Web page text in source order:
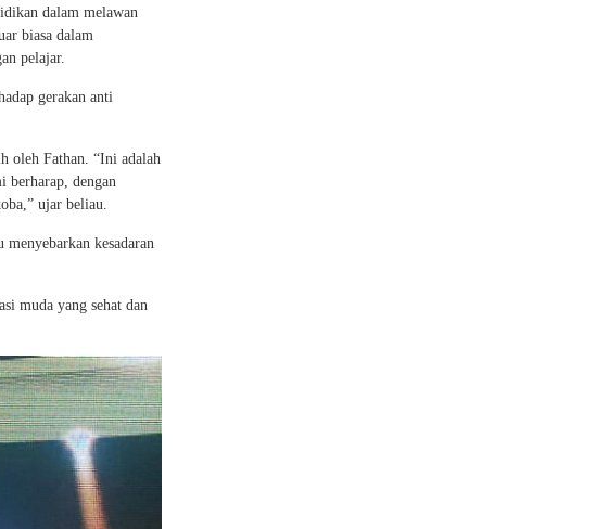
dalam melawan
biasa dalam
pelajar.
gerakan anti
oleh Fathan. “Ini adalah
berharap, dengan
ujar beliau.
kesadaran
muda yang sehat dan